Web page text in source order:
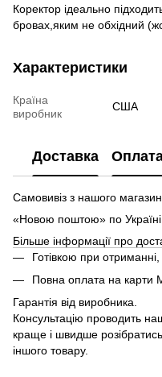
Коректор ідеально
бровах,яким не обхідний
Характеристики
Країна
виробник
США
Доставка
Самовивіз з нашого
«Новою поштою» по Україні
Більше інформації про
Готівкою при
Повна оплата на карти
Гарантія від виробника.
Консультацію проводить
краще і швидше
іншого товару.